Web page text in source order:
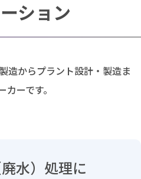
ション
製造からプラント設計・製造ま
ーです。
水）処理に